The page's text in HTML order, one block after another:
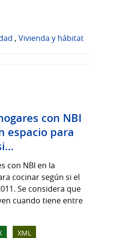
, Vivienda y hábitat
con NBI
espacio para
con NBI en la
cocinar según si el
Se considera que
cuando tiene entre
XML